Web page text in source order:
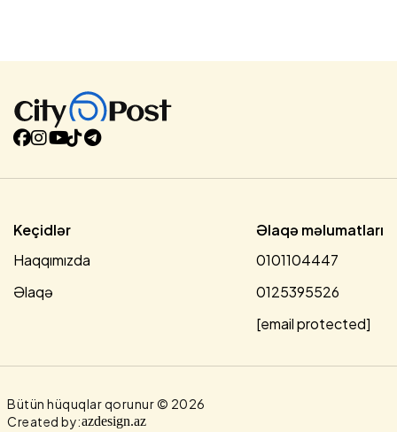
təhvil verilib....
Keçidlər
Haqqımızda
Əlaqə
Əlaqə məlumatları
0101104447
0125395526
[email protected]
Bütün hüquqlar qorunur © 2026
Created by:azdesign.az